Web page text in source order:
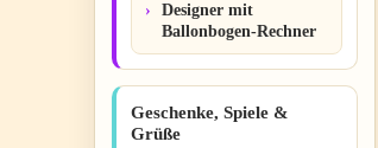
Designer mit
Ballonbogen-Rechner
Geschenke, Spiele &
Grüße